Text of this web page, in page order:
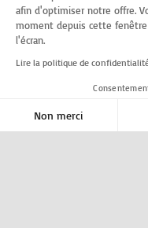
afin d'optimiser notre offre.
moment depuis cette fenêtre
l'écran.
Lire la politique de
Non merci